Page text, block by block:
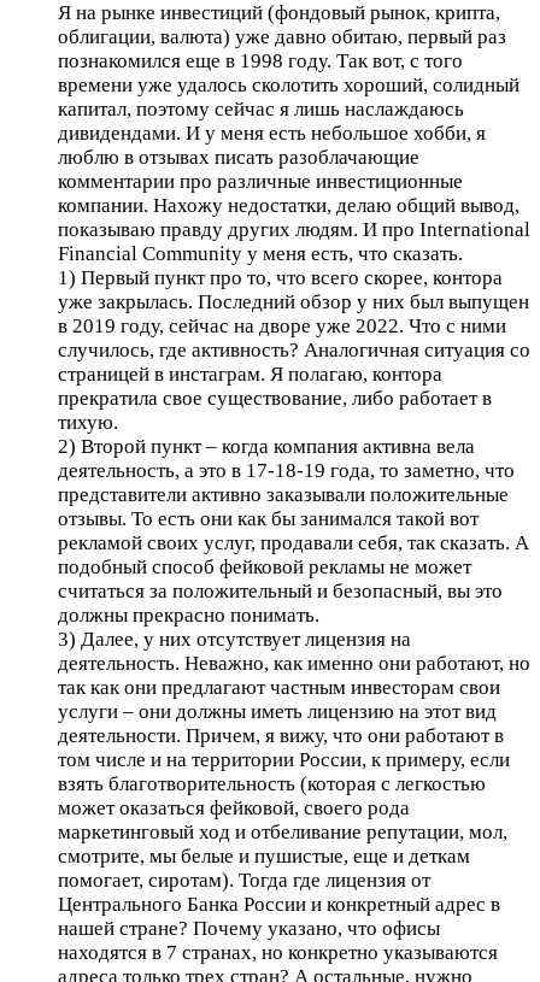
Я на рынке инвестиций (фондовый рынок, крипта,
облигации, валюта) уже давно обитаю, первый раз
познакомился еще в 1998 году. Так вот, с того
времени уже удалось сколотить хороший, солидный
капитал, поэтому сейчас я лишь наслаждаюсь
дивидендами. И у меня есть небольшое хобби, я
люблю в отзывах писать разоблачающие
комментарии про различные инвестиционные
компании. Нахожу недостатки, делаю общий вывод,
показываю правду других людям. И про International
Financial Community у меня есть, что сказать.
1) Первый пункт про то, что всего скорее, контора
уже закрылась. Последний обзор у них был выпущен
в 2019 году, сейчас на дворе уже 2022. Что с ними
случилось, где активность? Аналогичная ситуация со
страницей в инстаграм. Я полагаю, контора
прекратила свое существование, либо работает в
тихую.
2) Второй пункт – когда компания активна вела
деятельность, а это в 17-18-19 года, то заметно, что
представители активно заказывали положительные
отзывы. То есть они как бы занимался такой вот
рекламой своих услуг, продавали себя, так сказать. А
подобный способ фейковой рекламы не может
считаться за положительный и безопасный, вы это
должны прекрасно понимать.
3) Далее, у них отсутствует лицензия на
деятельность. Неважно, как именно они работают, но
так как они предлагают частным инвесторам свои
услуги – они должны иметь лицензию на этот вид
деятельности. Причем, я вижу, что они работают в
том числе и на территории России, к примеру, если
взять благотворительность (которая с легкостью
может оказаться фейковой, своего рода
маркетинговый ход и отбеливание репутации, мол,
смотрите, мы белые и пушистые, еще и деткам
помогает, сиротам). Тогда где лицензия от
Центрального Банка России и конкретный адрес в
нашей стране? Почему указано, что офисы
находятся в 7 странах, но конкретно указываются
адреса только трех стран? А остальные, нужно